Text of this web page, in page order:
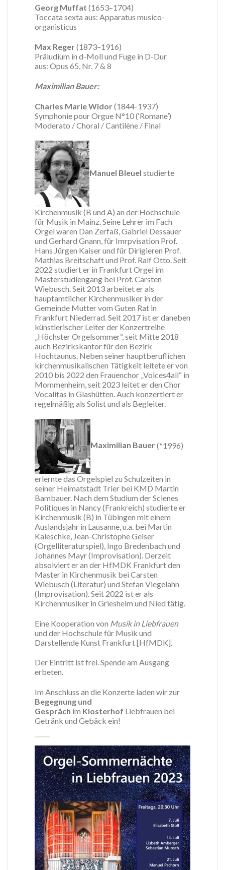
Georg Muffat (1653–1704)
Toccata sexta aus: Apparatus musico-
organisticus
Max Reger(1873–1916)
Präludium in d-Moll und Fuge in D-Dur
aus: Opus 65, Nr. 7 & 8
Maximilian Bauer:
Charles Marie Widor(1844-1937)
Symphonie pour Orgue N°10 (‘Romane’)
Moderato / Choral / Cantilène / Final
Manuel Bleuel studierte
Kirchenmusik (B und A) an der Hochschule
für Musik in Mainz. Seine Lehrer im Fach
Orgel waren Dan Zerfaß, Gabriel Dessauer
und Gerhard Gnann, für Imrpvisation Prof.
Hans Jürgen Kaiser und für Dirigieren Prof.
Mathias Breitschaft und Prof. Ralf Otto. Seit
2022 studiert er in Frankfurt Orgel im
Masterstudiengang bei Prof. Carsten
Wiebusch. Seit 2013 arbeitet er als
hauptamtlicher Kirchenmusiker in der
Gemeinde Mutter vom Guten Rat in
Frankfurt Niederrad. Seit 2017 ist er daneben
künstlerischer Leiter der Konzertreihe
„Höchster Orgelsommer“, seit Mitte 2018
auch Bezirkskantor für den Bezirk
Hochtaunus. Neben seiner hauptberuflichen
kirchenmusikalischen Tätigkeit leitete er von
2010 bis 2022 den Frauenchor „Voices4all“ in
Mommenheim, seit 2023 leitet er den Chor
Vocalitas in Glashütten. Auch konzertiert er
regelmäßig als Solist und als Begleiter.
Maximilian Bauer(*1996)
erlernte das Orgelspiel zu Schulzeiten in
seiner Heimatstadt Trier bei KMD Martin
Bambauer. Nach dem Studium der Scienes
Politiques in Nancy (Frankreich) studierte er
Kirchenmusik (B) in Tübingen mit einem
Auslandsjahr in Lausanne, u.a. bei Martin
Kaleschke, Jean-Christophe Geiser
(Orgelliteraturspiel), Ingo Bredenbach und
Johannes Mayr (Improvisation). Derzeit
absolviert er an der HfMDK Frankfurt den
Master in Kirchenmusik bei Carsten
Wiebusch (Literatur) und Stefan Viegelahn
(Improvisation). Seit 2022 ist er als
Kirchenmusiker in Griesheim und Nied tätig.
Eine Kooperation von Musik in Liebfrauen
und der Hochschule für Musik und
Darstellende Kunst Frankfurt [HfMDK].
Der Eintritt ist frei. Spende am Ausgang
erbeten.
Im Anschluss an die Konzerte laden wir zur
Begegnung und
Gespräch im Klosterhof Liebfrauen bei
Getränk und Gebäck ein!